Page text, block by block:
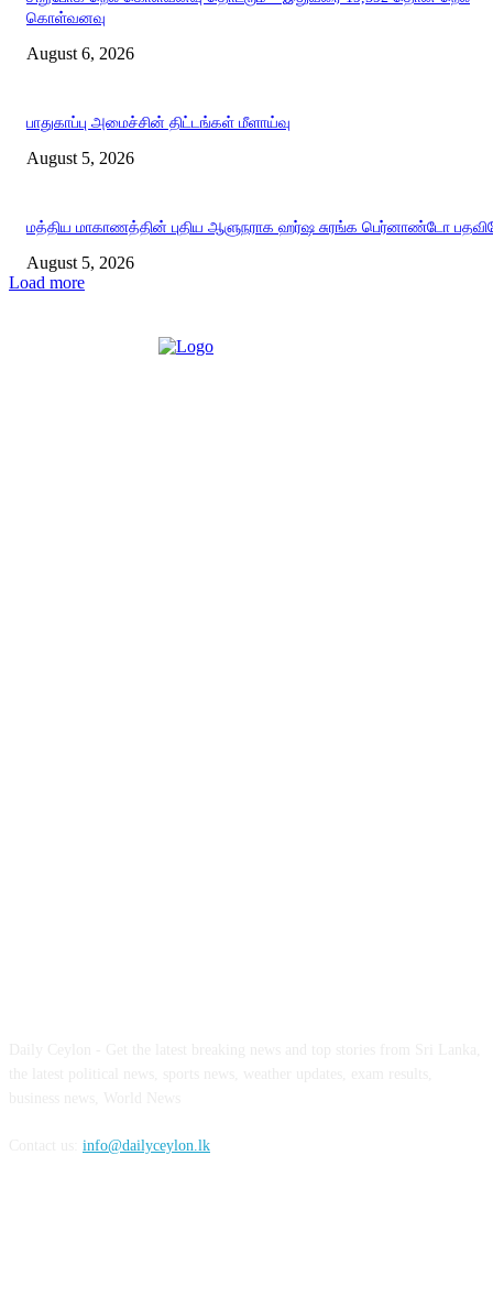
கொள்வனவு
August 6, 2026
பாதுகாப்பு அமைச்சின் திட்டங்கள் மீளாய்வு
August 5, 2026
மத்திய மாகாணத்தின் புதிய ஆளுநராக ஹர்ஷ சுரங்க பெர்னாண்டோ
August 5, 2026
Load more
info@dailyceylon.lk